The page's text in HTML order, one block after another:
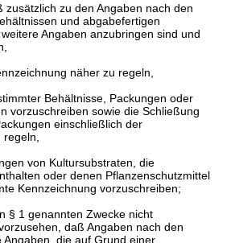
zusätzlich zu den Angaben nach den
und abgabefertigen
Angaben anzubringen sind und
näher zu regeln,
Behältnisse, Packungen oder
vorzuschreiben sowie die Schließung
einschließlich der
von Kultursubstraten, die
oder denen Pflanzenschutzmittel
Kennzeichnung vorzuschreiben;
§ 1 genannten Zwecke nicht
daß Angaben nach den
Angaben, die auf Grund einer